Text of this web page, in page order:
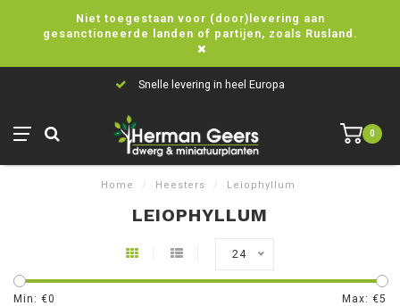
Niet toegestaan voor (door)levering aan
gesanctioneerde landen of partijen, zoals Rusland.
Snelle levering in heel Europa
0
Home / Heesters / Leiophyllum
LEIOPHYLLUM
24
Min: €0 Max: €5